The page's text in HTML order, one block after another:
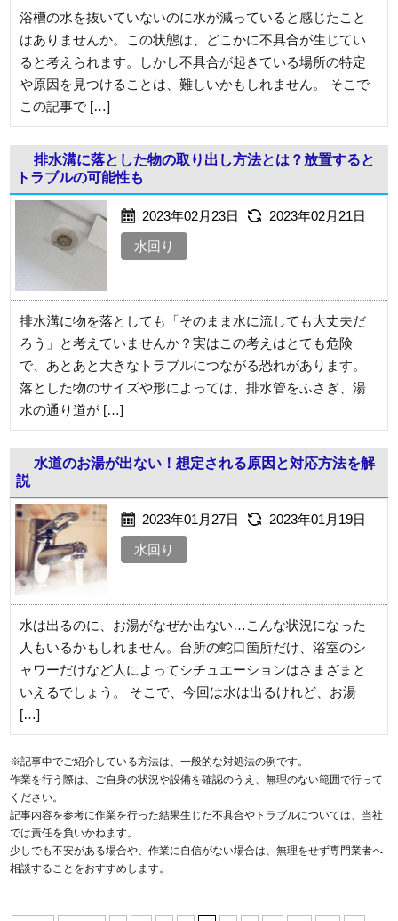
浴槽の水を抜いていないのに水が減っていると感じたこと
はありませんか。この状態は、どこかに不具合が生じてい
ると考えられます。しかし不具合が起きている場所の特定
や原因を見つけることは、難しいかもしれません。 そこで
この記事で […]
排水溝に落とした物の取り出し方法とは？放置すると
トラブルの可能性も
2023年02月23日
2023年02月21日
水回り
排水溝に物を落としても「そのまま水に流しても大丈夫だ
ろう」と考えていませんか？実はこの考えはとても危険
で、あとあと大きなトラブルにつながる恐れがあります。
落とした物のサイズや形によっては、排水管をふさぎ、湯
水の通り道が […]
水道のお湯が出ない！想定される原因と対応方法を解
説
2023年01月27日
2023年01月19日
水回り
水は出るのに、お湯がなぜか出ない…こんな状況になった
人もいるかもしれません。台所の蛇口箇所だけ、浴室のシ
ャワーだけなど人によってシチュエーションはさまざまと
いえるでしょう。 そこで、今回は水は出るけれど、お湯
[…]
※記事中でご紹介している方法は、一般的な対処法の例です。
作業を行う際は、ご自身の状況や設備を確認のうえ、無理のない範囲で行って
ください。
記事内容を参考に作業を行った結果生じた不具合やトラブルについては、当社
では責任を負いかねます。
少しでも不安がある場合や、作業に自信がない場合は、無理をせず専門業者へ
相談することをおすすめします。